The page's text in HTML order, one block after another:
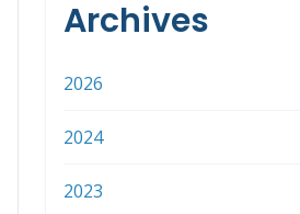
Archives
2026
2024
2023